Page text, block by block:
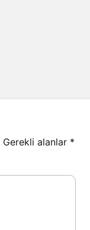
Gerekli alanlar *